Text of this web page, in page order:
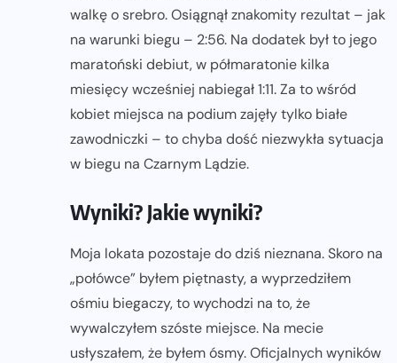
walkę o srebro. Osiągnął znakomity rezultat – jak
na warunki biegu – 2:56. Na dodatek był to jego
maratoński debiut, w półmaratonie kilka
miesięcy wcześniej nabiegał 1:11. Za to wśród
kobiet miejsca na podium zajęły tylko białe
zawodniczki – to chyba dość niezwykła sytuacja
w biegu na Czarnym Lądzie.
Wyniki? Jakie wyniki?
Moja lokata pozostaje do dziś nieznana. Skoro na
„połówce” byłem piętnasty, a wyprzedziłem
ośmiu biegaczy, to wychodzi na to, że
wywalczyłem szóste miejsce. Na mecie
usłyszałem, że byłem ósmy. Oficjalnych wyników